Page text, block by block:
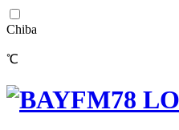
Chiba
℃